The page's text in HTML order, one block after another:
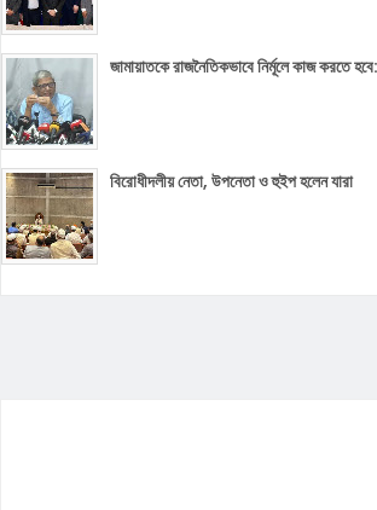
জামায়াতকে রাজনৈতিকভাবে নির্মূলে কাজ করতে
বিরোধীদলীয় নেতা, উপনেতা ও হুইপ হলেন যারা